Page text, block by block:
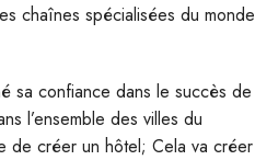
chaînes spécialisées du monde
sa confiance dans le succès de
l’ensemble des villes du
de créer un hôtel; Cela va créer